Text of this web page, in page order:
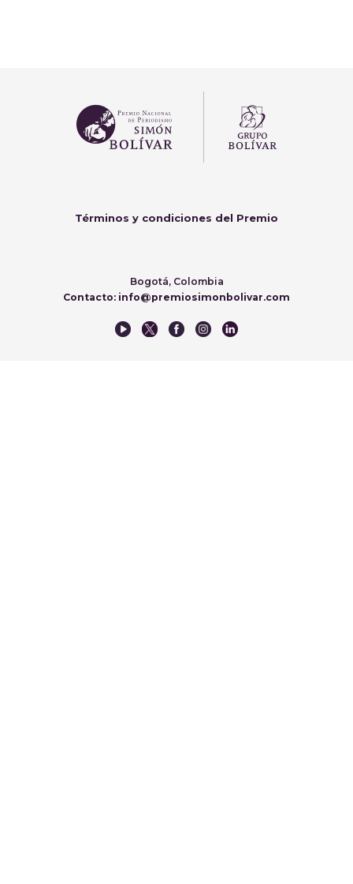
Términos y condiciones del Premio
Bogotá, Colombia
Contacto: info@premiosimonbolivar.com